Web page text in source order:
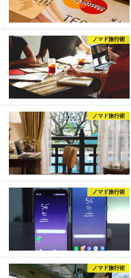
ノマド旅行術
ノマド旅行術
ノマド旅行術
ノマド旅行術